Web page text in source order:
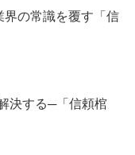
界の常識を覆す「信
決する─「信頼棺